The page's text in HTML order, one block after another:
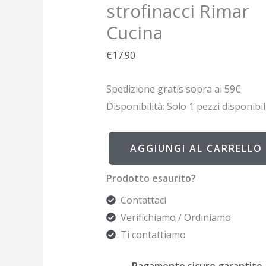
strofinacci Rimar
Cucina
€17.90
Spedizione gratis sopra ai 59€
Disponibilità: Solo 1 pezzi
AGGIUNGI AL CARRELLO
Prodotto esaurito?
Contattaci
Verifichiamo / Ordiniamo
Ti contattiamo